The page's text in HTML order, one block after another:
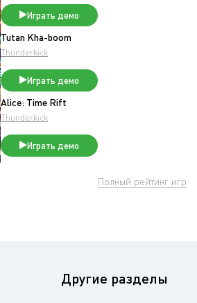
Играть демо
Tutan Kha-boom
Thunderkick
Играть демо
Alice: Time Rift
Thunderkick
Играть демо
Полный рейтинг игр
Другие разделы